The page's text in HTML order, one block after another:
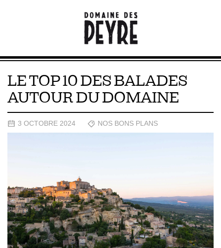
LE TOP 10 DES BALADES
AUTOUR DU DOMAINE
3 OCTOBRE 2024 NOS BONS PLANS